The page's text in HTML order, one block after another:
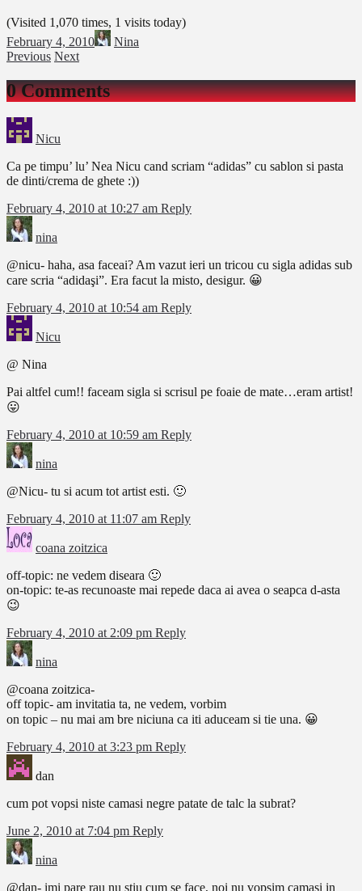
(Visited 1,070 times, 1 visits today)
February 4, 2010
Nina
Previous Next
0 Comments
Nicu
Ca pe timpu’ lu’ Nea Nicu cand scriam “adidas” cu sablon si pasta
de dinti/crema de ghete :))
February 4, 2010 at 10:27 am Reply
nina
@nicu- haha, asa faceai? Am vazut ieri un tricou cu sigla adidas sub
care scria “adidaşi”. Era facut la misto, desigur. 😀
February 4, 2010 at 10:54 am Reply
Nicu
@ Nina
Pai altfel cum!! faceam sigla si scrisul pe foaie de mate…eram artist!
😛
February 4, 2010 at 10:59 am Reply
nina
@Nicu- tu si acum tot artist esti. 🙂
February 4, 2010 at 11:07 am Reply
coana zoitzica
off-topic: ne vedem diseara 🙂
on-topic: te-as recunoaste mai repede daca ai avea o seapca d-asta
😉
February 4, 2010 at 2:09 pm Reply
nina
@coana zoitzica-
off topic- am invitatia ta, ne vedem, vorbim
on topic – nu mai am bre niciuna ca iti aduceam si tie una. 😀
February 4, 2010 at 3:23 pm Reply
dan
cum pot vopsi niste camasi negre patate de talc la subrat?
June 2, 2010 at 7:04 pm Reply
nina
@dan- imi pare rau nu stiu cum se face, noi nu vopsim camasi in